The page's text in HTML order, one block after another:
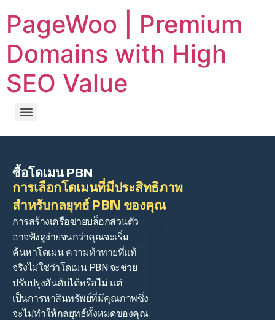
PageWoo | Premium
Domains with High
SEO Value
ซื้อโดเมน PBN
การเลือกโดเมนที่มีประสิทธิภาพ
สำหรับกลยุทธ์ PBN ของคุณ
การสร้างเครือข่ายบล็อกส่วนตัว
อาจฟังดูง่ายจนกว่าคุณจะเริ่ม
ค้นหาโดเมน ความท้าทายที่แท้
จริงไม่ใช่ว่าโดเมน PBN จะช่วย
ปรับปรุงอันดับได้หรือไม่ แต่
เป็นการหาสินทรัพย์ที่มีคุณภาพซึ่ง
จะไม่ทำให้กลยุทธ์ทั้งหมดของคุณ